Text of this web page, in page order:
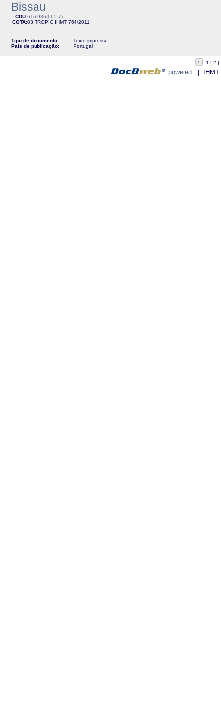
Bissau
CDU:616.936(665.7)
COTA:03 TROPIC IHMT 764/2011
Tipo de documento:
Texto impresso
País de publicação:
Portugal
1 2
powered | IHMT -